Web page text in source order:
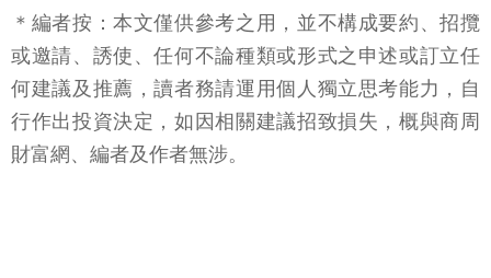
＊編者按：本文僅供參考之用，並不構成要約、招攬
或邀請、誘使、任何不論種類或形式之申述或訂立任
何建議及推薦，讀者務請運用個人獨立思考能力，自
行作出投資決定，如因相關建議招致損失，概與商周
財富網、編者及作者無涉。